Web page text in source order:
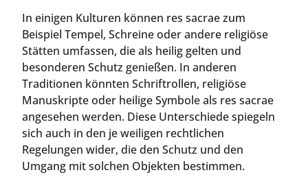
In einigen Kulturen können res sacrae zum
Beispiel Tempel, Schreine oder andere religiöse
Stätten umfassen, die als heilig gelten und
besonderen Schutz genießen. In anderen
Traditionen könnten Schriftrollen, religiöse
Manuskripte oder heilige Symbole als res sacrae
angesehen werden. Diese Unterschiede spiegeln
sich auch in den je weiligen rechtlichen
Regelungen wider, die den Schutz und den
Umgang mit solchen Objekten bestimmen.